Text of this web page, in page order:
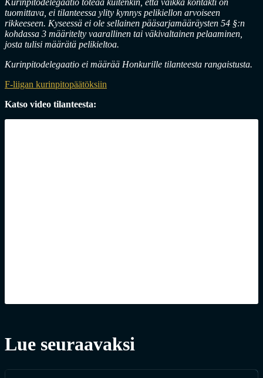
Kurinpitodelegaatio toteaa kuitenkin, että vaikka kontakti on
tuomittava, ei tilanteessa ylity kynnys pelikiellon arvoiseen
rikkeeseen. Kyseessä ei ole sellainen pääsarjamääräysten 54 §:n
kohdassa 3 määritelty vaarallinen tai väkivaltainen pelaaminen,
josta tulisi määrätä pelikieltoa.
Kurinpitodelegaatio ei määrää Honkurille tilanteesta rangaistusta.
F-liigan kurinpitopäätöksiin
Katso video tilanteesta:
Lue seuraavaksi